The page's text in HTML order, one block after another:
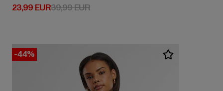
23,99 EUR
Derzeitiger Preis: 23,99 EUR
39,99 EURAktionspreis: 39,99 EUR
-44%